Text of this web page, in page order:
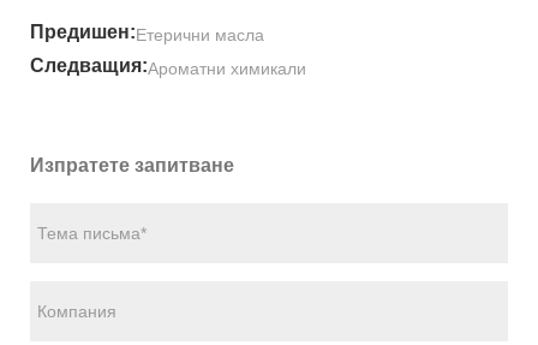
Предишен:Етерични масла
Следващия:Ароматни химикали
Изпратете запитване